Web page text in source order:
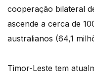
cooperação bilateral
ascende a cerca de
australianos (64,1
Timor-Leste tem